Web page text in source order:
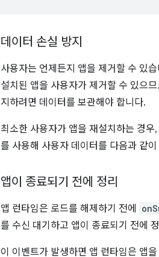
데이터 손실 방지
사용자는 언제든지 앱을 제거할 수 있
설치된 앱을 사용자가 제거할 수 있으
지하려면 데이터를 보관해야 합니다.
최소한 사용자가 앱을 재설치하는 경
를 사용해 사용자 데이터를 다음과 같
앱이 종료되기 전에 정리
앱 런타임은 로드를 해제하기 전에
를 수신 대기하고 앱이 종료되기 전에
이 이벤트가 발생하면 앱 런타임은 앱